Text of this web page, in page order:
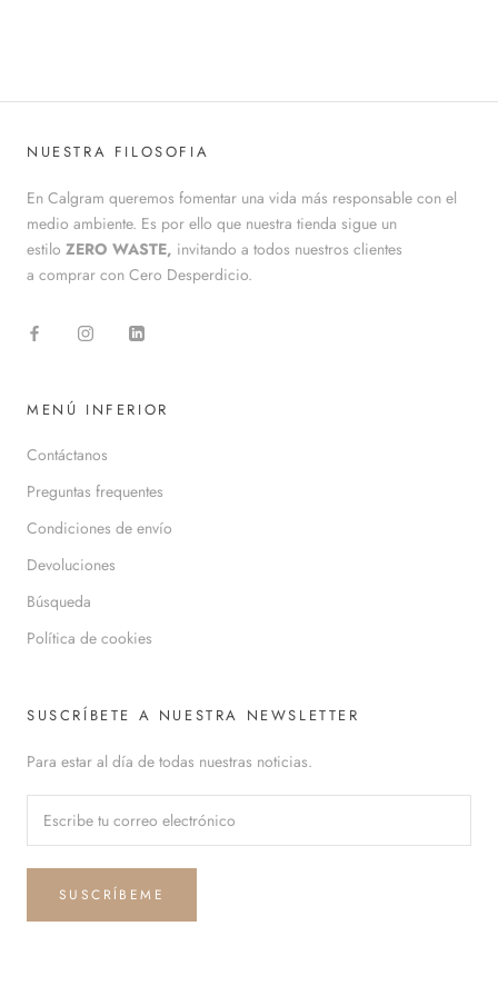
NUESTRA FILOSOFIA
En Calgram queremos fomentar una vida más responsable con el
medio ambiente. Es por ello que nuestra tienda sigue un
estilo ZERO WASTE, invitando a todos nuestros clientes
a comprar con Cero Desperdicio.
MENÚ INFERIOR
Contáctanos
Preguntas frequentes
Condiciones de envío
Devoluciones
Búsqueda
Política de cookies
SUSCRÍBETE A NUESTRA NEWSLETTER
Para estar al día de todas nuestras noticias.
SUSCRÍBEME